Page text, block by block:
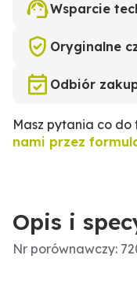
Wsparcie
Oryginalne
Odbiór
Masz pytania co
nami przez
Opis i
Nr porównawczy: